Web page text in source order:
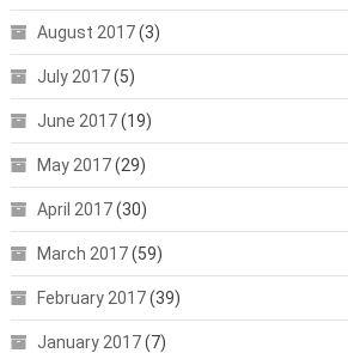
August 2017(3)
July 2017(5)
June 2017(19)
May 2017(29)
April 2017(30)
March 2017(59)
February 2017(39)
January 2017(7)